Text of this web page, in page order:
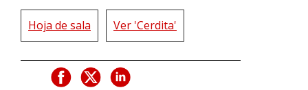
Hoja de sala Ver 'Cerdita'